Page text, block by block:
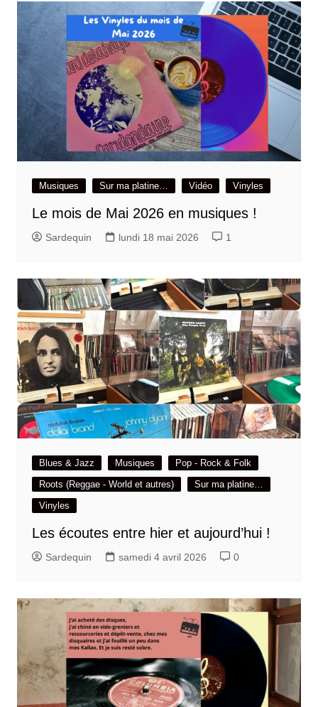
Musiques Sur ma platine… Vidéo Vinyles
Le mois de Mai 2026 en musiques !
Sardequin lundi 18 mai 2026 1
Blues & Jazz Musiques
Pop - Rock & Folk
Roots (Reggae - World et autres)
Sur ma platine…
Vinyles
Les écoutes entre hier et aujourd’hui !
Sardequin samedi 4 avril 2026 0